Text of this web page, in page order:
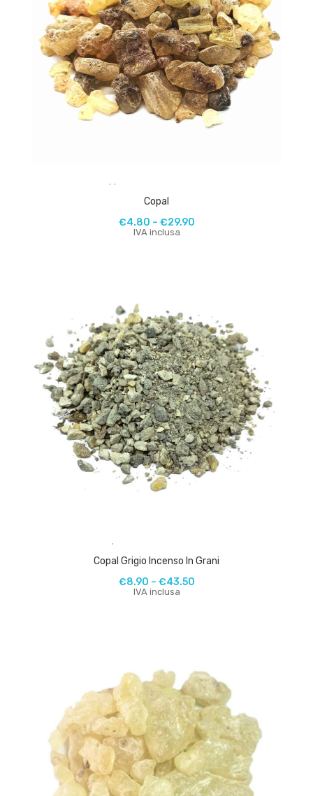
, ,
Copal
€4.80 – €29.90
IVA inclusa
,
Copal Grigio Incenso In Grani
€8.90 – €43.50
IVA inclusa